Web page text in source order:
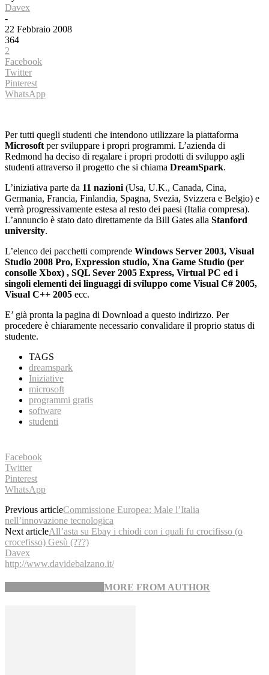
Davex
-
22 Febbraio 2008
364
2
Facebook
Twitter
Pinterest
WhatsApp
Per tutti quegli studenti che intendono utilizzare la piattaforma
Microsoft per sviluppare i propri programmi. L’azienda di
Redmond ha deciso di regalare i propri prodotti di sviluppo agli
studenti attraverso il progetto che si chiama DreamSpark.
L’iniziativa parte da 11 nazioni (Usa, U.K., Canada, Cina,
Germania, Francia, Finlandia, Spagna, Svezia, Svizzera e Belgio) e
verrà progressivamente estesa al resto dei paesi (Italia compresa).
L’annuncio è stato dato direttamente da Bill Gates alla Stanford
university.
L’elenco dei pacchetti comprende Windows Server 2003, Visual
Studio 2008 Pro, Expression studio, Xna Game Studio (per
consolle Xbox) , SQL Sever 2005 Express, Virtual PC ed i
singoli elementi dei linguaggi di sviluppo come Visual C# 2005,
Visual C++ 2005 ecc.
E’ già pronta la pagina di Download a questo indirizzo. Per
procedere è chiaramente necessario convalidare il proprio status di
studente.
TAGS
dreamspark
Iniziative
microsoft
programmi gratis
software
studenti
Facebook
Twitter
Pinterest
WhatsApp
Previous articleCommissione Europea: Male l’Italia
nell’innovazione tecnologica
Next articleAll’asta su Ebay i chiodi con i quali fu crocifisso (o
crocefisso) Gesù (???)
Davex
http://www.davidebalzano.it/
MORE FROM AUTHOR